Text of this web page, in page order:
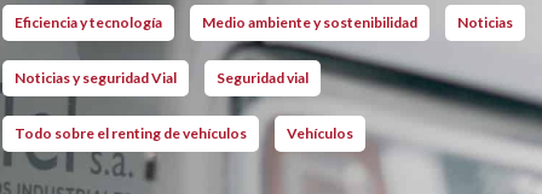
Eficiencia y tecnología Medio ambiente y sostenibilidad Noticias
Noticias y seguridad Vial Seguridad vial
Todo sobre el renting de vehículos Vehículos